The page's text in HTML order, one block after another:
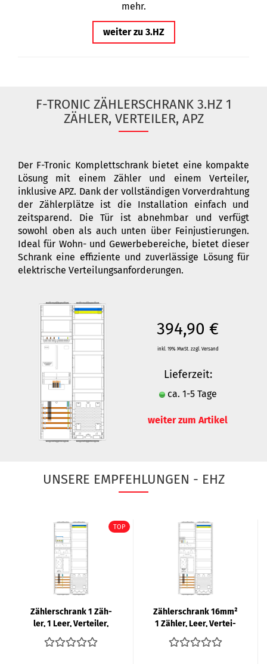
mehr.
weiter zu 3.HZ
F-TRONIC ZÄHLERSCHRANK 3.HZ 1
ZÄHLER, VERTEILER, APZ
Der F-Tronic Komplettschrank bietet eine kompakte
Lösung mit einem Zähler und einem Verteiler,
inklusive APZ. Dank der vollständigen Vorverdrahtung
der Zählerplätze ist die Installation einfach und
zeitsparend. Die Tür ist abnehmbar und verfügt
sowohl oben als auch unten über Feinjustierungen.
Ideal für Wohn- und Gewerbebereiche, bietet dieser
Schrank eine effiziente und zuverlässige Lösung für
elektrische Verteilungsanforderungen.
394,90 €
inkl. 19% MwSt. zzgl. Versand
Lieferzeit:
ca. 1-5 Tage
weiter zum Artikel
UNSERE EMPFEHLUNGEN - EHZ
TOP
Zäh­ler­schrank 1 Zäh­
ler, 1 Leer, Ver­tei­ler,
APZ | eHZ | F-​TRO­NIC...
Zäh­ler­schrank 16mm²
1 Zäh­ler, Leer, Ver­tei­
ler, APZ | eHZ | F-​TRO­
NIC...